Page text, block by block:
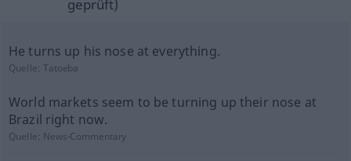
geprüft)
He turns up his nose at everything.
Quelle:Tatoeba
World markets seem to be turning up their nose at
Brazil right now.
Quelle: News-Commentary